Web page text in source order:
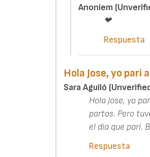
Anoniem
❤
Respuesta
Hola Jose, yo parí
Sara Aguiló
Hola Jose, yo
partos. Pero
el día que parí.
Respuesta